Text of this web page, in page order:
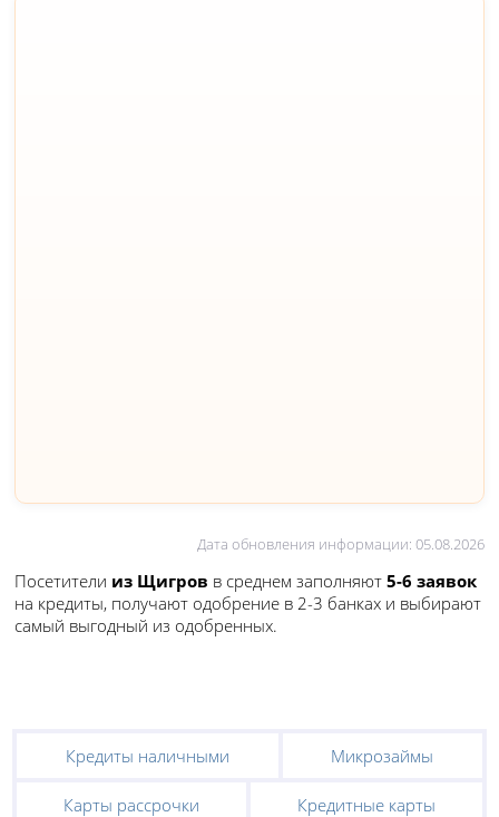
Дата обновления информации: 05.08.2026
Посетители из Щигров в среднем заполняют5-6 заявок
на кредиты, получают одобрение в 2-3 банках и выбирают
самый выгодный из одобренных.
Кредиты наличными Микрозаймы
Карты рассрочки Кредитные карты